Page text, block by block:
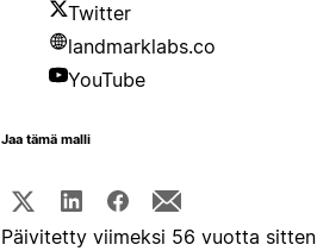
Twitter
landmarklabs.co
YouTube
Jaa tämä malli
Päivitetty viimeksi 56 vuotta sitten